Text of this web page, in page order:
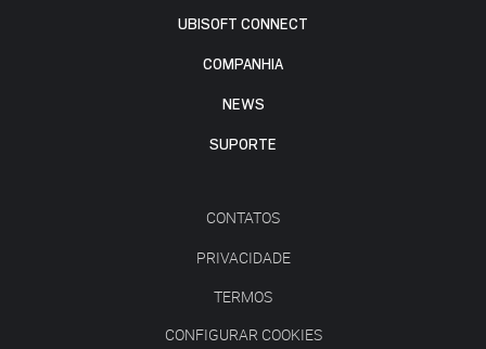
UBISOFT CONNECT
COMPANHIA
NEWS
SUPORTE
CONTATOS
PRIVACIDADE
TERMOS
CONFIGURAR COOKIES